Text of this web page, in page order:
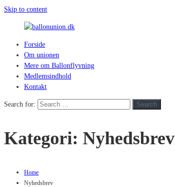
Skip to content
ballonunion.dk
hvad
blæser
Forside
Om unionen
Mere om Ballonflyvning
Medlemsindhold
Kontakt
Search for: Search
Kategori: Nyhedsbrev
Home
Nyhedsbrev